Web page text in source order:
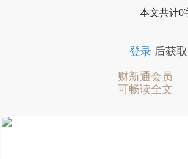
本文共计0
登录后获取
财新通会员
可畅读全文